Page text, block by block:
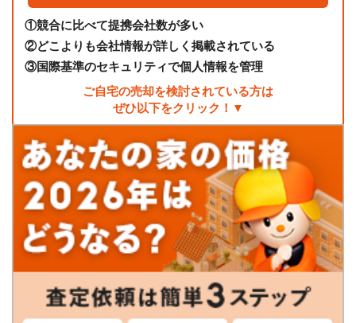
①競合に比べて提携会社数が多い
②どこよりも会社情報が詳しく掲載されている
③国際基準のセキュリティで個人情報を管理
ご自宅の売却を検討されている方は
ぜひ以下をクリック！▼